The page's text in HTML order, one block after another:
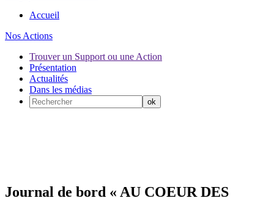
Accueil
Nos Actions
Trouver un Support ou une Action
Présentation
Actualités
Dans les médias
Journal de bord « AU COEUR DES